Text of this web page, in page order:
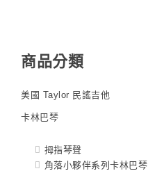
商品分類
美國 Taylor 民謠吉他
卡林巴琴
拇指琴聲
角落小夥伴系列卡林巴琴